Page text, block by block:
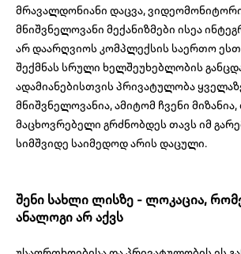
მრავალდონიანი დაცვა,
მნიშვნელოვანი მექანიზმები ისეა
არ დაარღვიოს კომპლექსის საერთო
შექმნას სრული ხელშეუხებლობის
ადამიანებისთვის პრივატულობა
მნიშვნელოვანია, ამიტომ ჩვენი
მაცხოვრებელი გრძნობდეს თავს იმ
სიმშვიდე საიმედოდ არის დაცული.
შენი სახლი ლისზე - ლოკაცია,
ანალოგი არ აქვს